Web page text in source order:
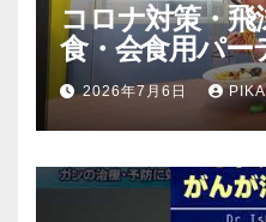
コロナ対策・飛
食・会食用パー
（マスク会食代
放送のＴＶ番組
2026年7月6日